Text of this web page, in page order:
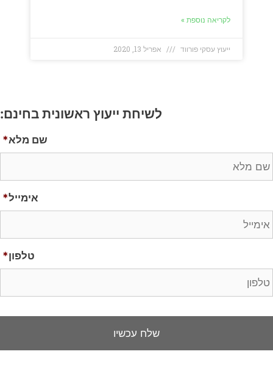
לקריאה נוספת »
ייעוץ עסקי פורווד אפריל 13, 2020
לשיחת ייעוץ ראשונית בחינם:
שם מלא*
אימייל*
טלפון*